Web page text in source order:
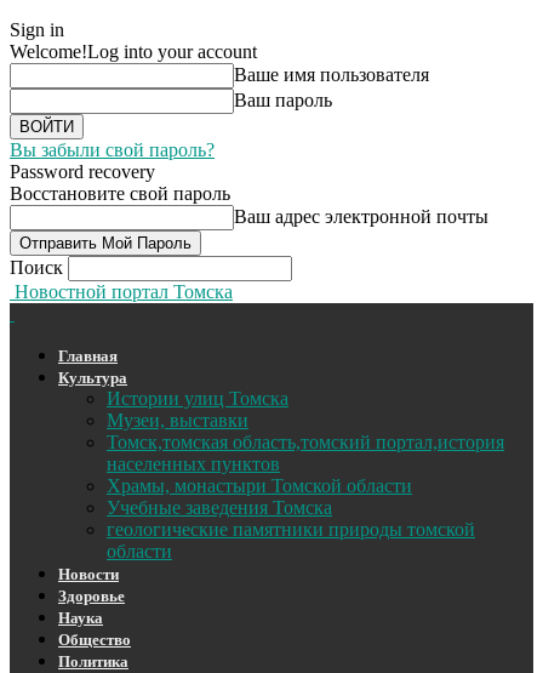
Sign in
Welcome!Log into your account
Ваше имя пользователя
Ваш пароль
Вы забыли свой пароль?
Password recovery
Восстановите свой пароль
Ваш адрес электронной почты
Поиск
Новостной портал Томска
Главная
Культура
Истории улиц Томска
Музеи, выставки
Томск,томская область,томский портал,история
населенных пунктов
Храмы, монастыри Томской области
Учебные заведения Томска
геологические памятники природы томской
области
Новости
Здоровье
Наука
Общество
Политика